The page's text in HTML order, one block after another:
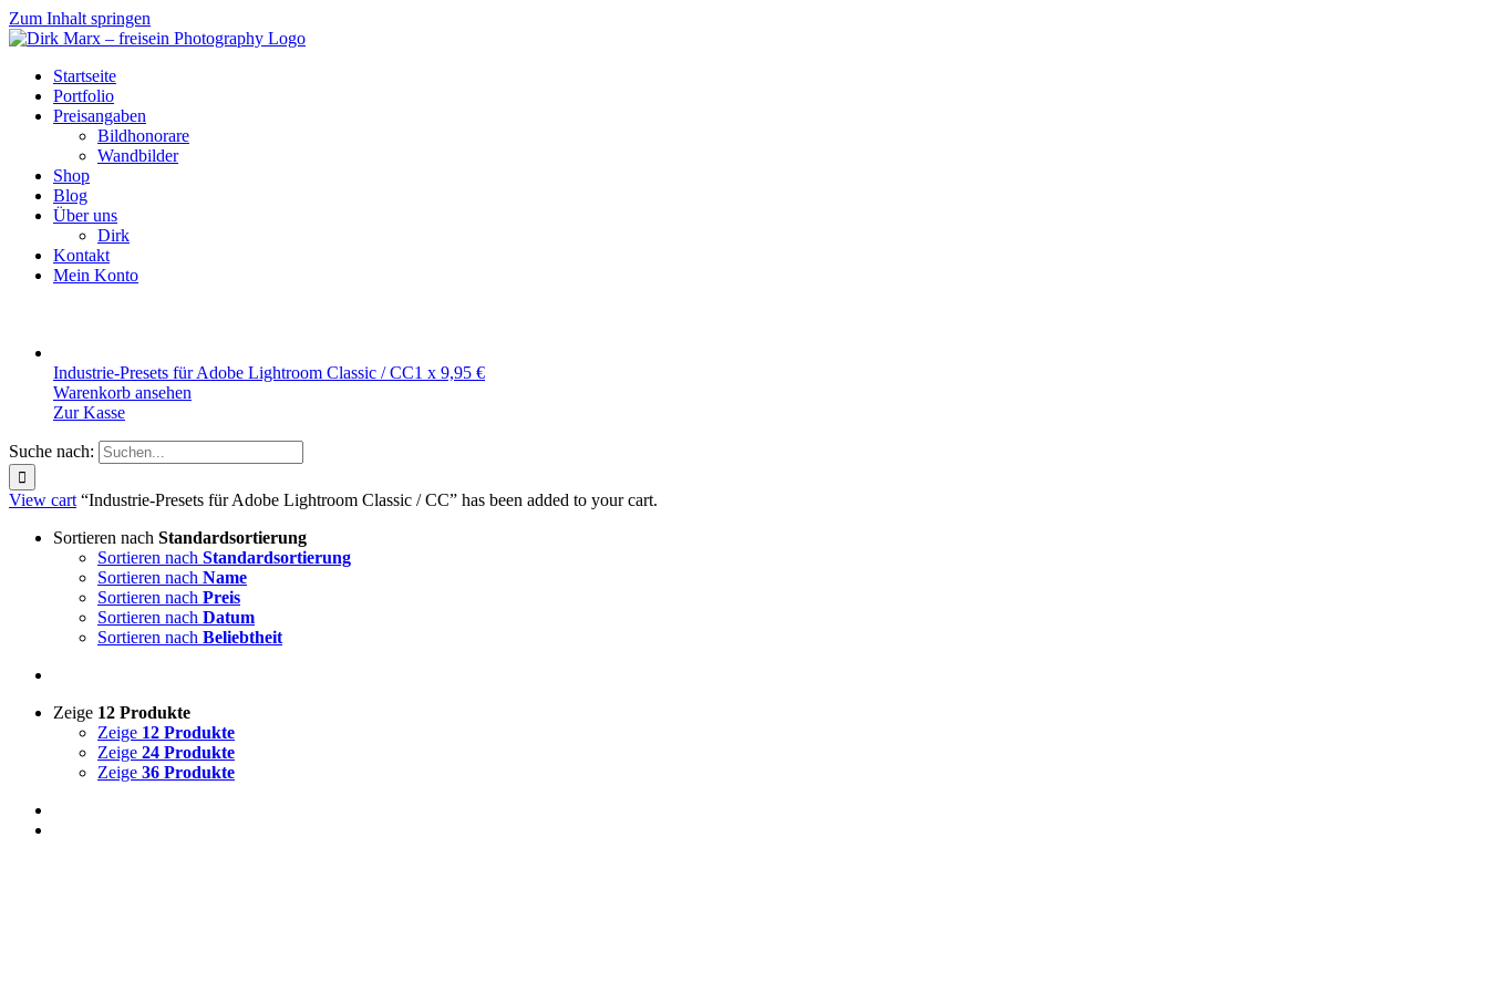
Zum Inhalt springen
Startseite
Portfolio
Preisangaben
Bildhonorare
Wandbilder
Shop
Blog
Über uns
Dirk
Kontakt
Mein Konto
Industrie-Presets für Adobe Lightroom Classic / CC1 x 9,95 €
Warenkorb ansehen
Zur Kasse
Suche nach:
View cart “Industrie-Presets für Adobe Lightroom Classic / CC” has been added to your cart.
Sortieren nach Standardsortierung
Sortieren nach Standardsortierung
Sortieren nach Name
Sortieren nach Preis
Sortieren nach Datum
Sortieren nach Beliebtheit
Zeige 12 Produkte
Zeige 12 Produkte
Zeige 24 Produkte
Zeige 36 Produkte